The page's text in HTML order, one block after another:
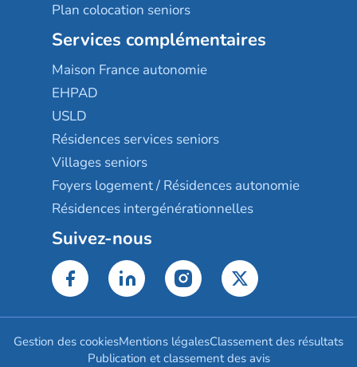
Plan colocation seniors
Services complémentaires
Maison France autonomie
EHPAD
USLD
Résidences services seniors
Villages seniors
Foyers logement / Résidences autonomie
Résidences intergénérationnelles
Suivez-nous
Gestion des cookiesMentions légalesClassement des résultats
Publication et classement des avis